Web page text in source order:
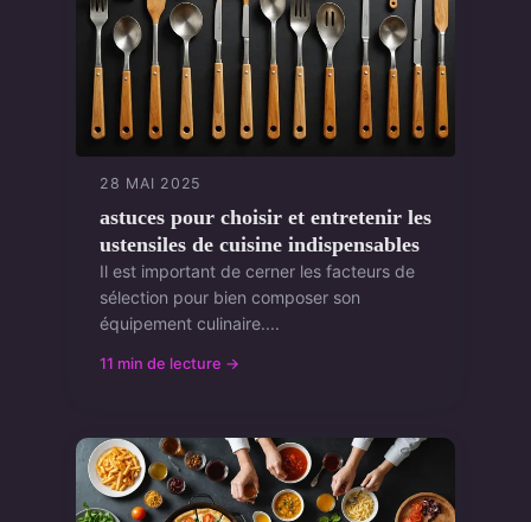
28 MAI 2025
astuces pour choisir et entretenir les
ustensiles de cuisine indispensables
Il est important de cerner les facteurs de
sélection pour bien composer son
équipement culinaire....
11 min de lecture →